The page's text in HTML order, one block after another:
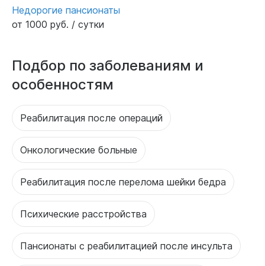
Недорогие пансионаты
от 1000 руб. / сутки
Подбор по заболеваниям и
особенностям
Реабилитация после операций
Онкологические больные
Реабилитация после перелома шейки бедра
Психические расстройства
Пансионаты с реабилитацией после инсульта